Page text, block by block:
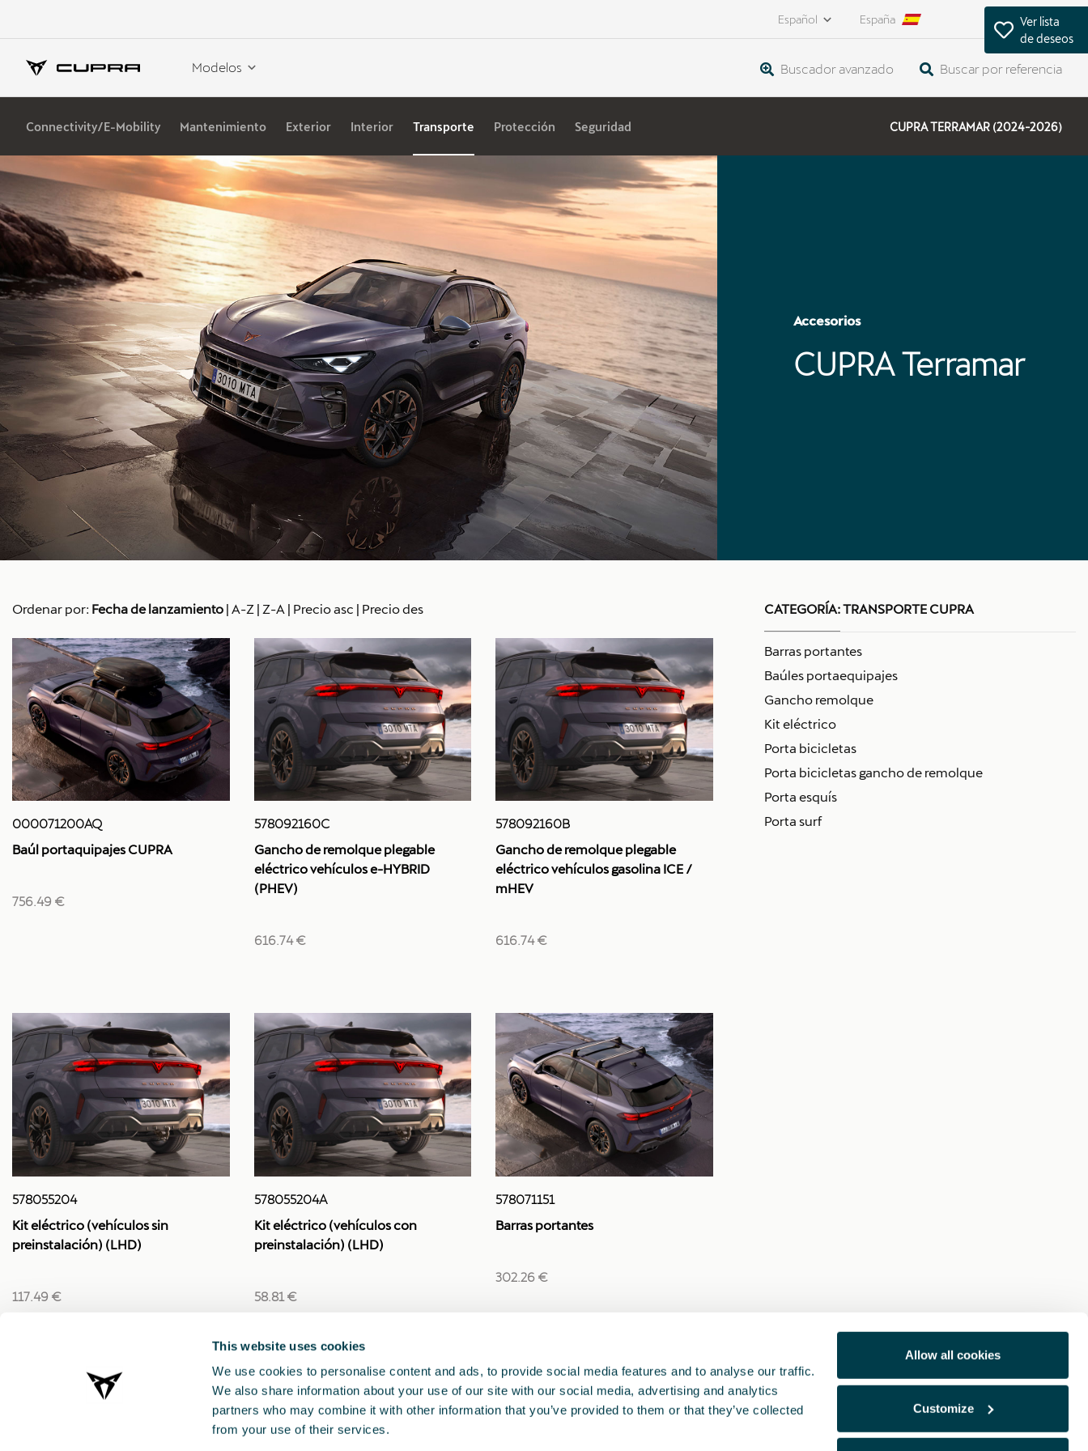
This website uses cookies
We use cookies to personalise content and ads, to provide social media features and to analyse our traffic.
We also share information about your use of our site with our social media, advertising and analytics
partners who may combine it with other information that you’ve provided to them or that they’ve collected
from your use of their services.
Allow all cookies
Customize
Español España
Modelos Buscador avanzado Buscar por referencia
Ver lista
de deseos
Connectivity/E-Mobility Mantenimiento Exterior Interior Transporte Protección Seguridad CUPRA TERRAMAR (2024-2026)
Accesorios
CUPRA Terramar
Ordenar por: Fecha de lanzamiento | A-Z | Z-A | Precio asc | Precio des
000071200AQ
Baúl portaquipajes CUPRA
756.49 €
578092160C
Gancho de remolque plegable
eléctrico vehículos e-HYBRID
(PHEV)
616.74 €
578092160B
Gancho de remolque plegable
eléctrico vehículos gasolina ICE /
mHEV
616.74 €
578055204
Kit eléctrico (vehículos sin
preinstalación) (LHD)
117.49 €
578055204A
Kit eléctrico (vehículos con
preinstalación) (LHD)
58.81 €
578071151
Barras portantes
302.26 €
CATEGORÍA:TRANSPORTE CUPRA
Barras portantes
Baúles portaequipajes
Gancho remolque
Kit eléctrico
Porta bicicletas
Porta bicicletas gancho de remolque
Porta esquís
Porta surf